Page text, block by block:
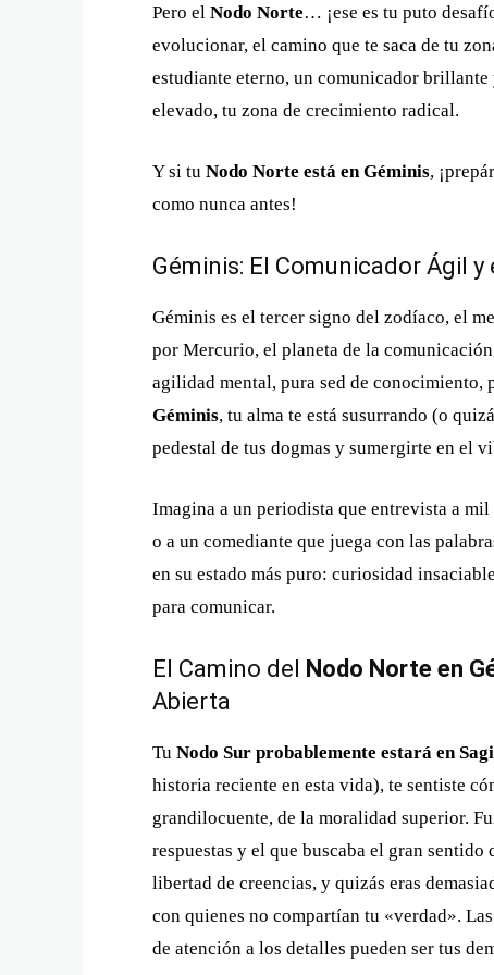
Pero el Nodo Norte… ¡ese es tu puto
evolucionar, el camino que te saca de tu
estudiante eterno, un comunicador
elevado, tu zona de crecimiento radical.
Y si tu Nodo Norte está en Géminis,
como nunca antes!
Géminis: El Comunicador Ágil
Géminis es el tercer signo del zodíaco, el
por Mercurio, el planeta de la
agilidad mental, pura sed de conocimiento,
Géminis, tu alma te está susurrando (o
pedestal de tus dogmas y sumergirte en el
Imagina a un periodista que entrevista a
o a un comediante que juega con las
en su estado más puro: curiosidad
para comunicar.
El Camino del Nodo Norte en
Abierta
Tu Nodo Sur probablemente estará en
historia reciente en esta vida), te sentiste
grandilocuente, de la moralidad superior.
respuestas y el que buscaba el gran
libertad de creencias, y quizás eras
con quienes no compartían tu «verdad».
de atención a los detalles pueden ser tus